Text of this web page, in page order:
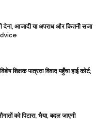
देना, आजादी या अपराध और कितनी सजा
शिक्षक पात्रता विवाद पहुँचा हाई कोर्ट;
को पिटारा, भैया, बदल जाएगी